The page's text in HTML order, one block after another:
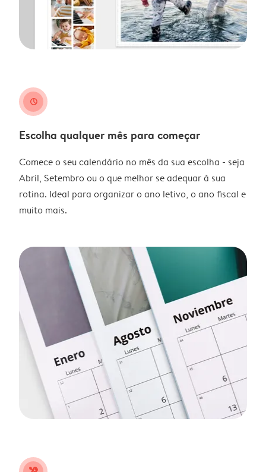
clock
Escolha qualquer mês para começar
Comece o seu calendário no mês da sua escolha - seja
Abril, Setembro ou o que melhor se adequar à sua
rotina. Ideal para organizar o ano letivo, o ano fiscal e
muito mais.